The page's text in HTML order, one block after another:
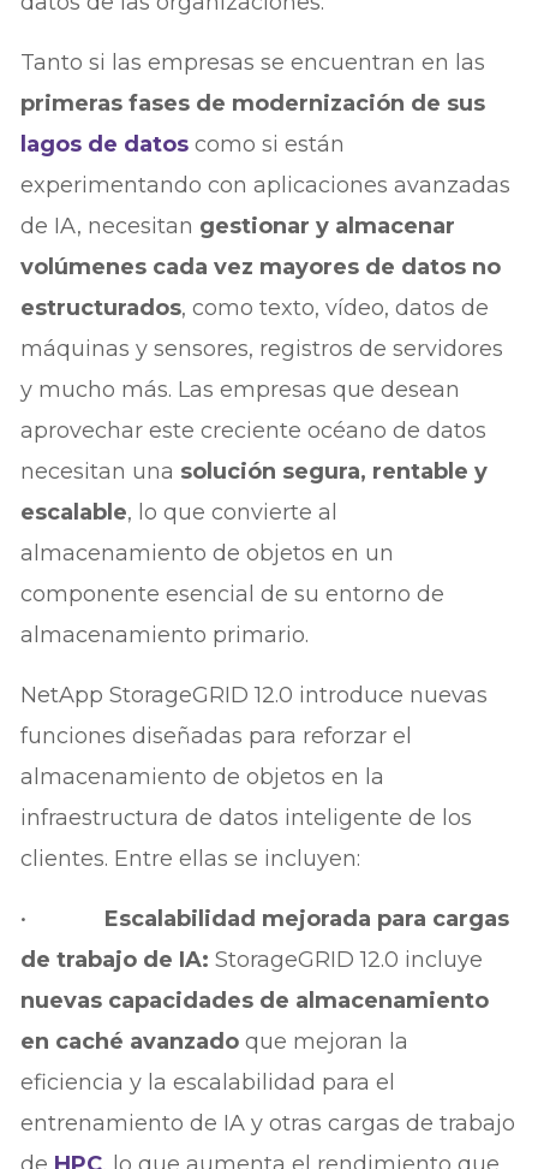
Tanto si las empresas se encuentran en las
primeras fases de modernización de sus
lagos de datos como si están
experimentando con aplicaciones avanzadas
de IA, necesitan gestionar y almacenar
volúmenes cada vez mayores de datos no
estructurados, como texto, vídeo, datos de
máquinas y sensores, registros de servidores
y mucho más. Las empresas que desean
aprovechar este creciente océano de datos
necesitan una solución segura, rentable y
escalable, lo que convierte al
almacenamiento de objetos en un
componente esencial de su entorno de
almacenamiento primario.
NetApp StorageGRID 12.0 introduce nuevas
funciones diseñadas para reforzar el
almacenamiento de objetos en la
infraestructura de datos inteligente de los
clientes. Entre ellas se incluyen:
•
Escalabilidad mejorada para cargas
de trabajo de IA:StorageGRID 12.0 incluye
nuevas capacidades de almacenamiento
en caché avanzado que mejoran la
eficiencia y la escalabilidad para el
entrenamiento de IA y otras cargas de trabajo